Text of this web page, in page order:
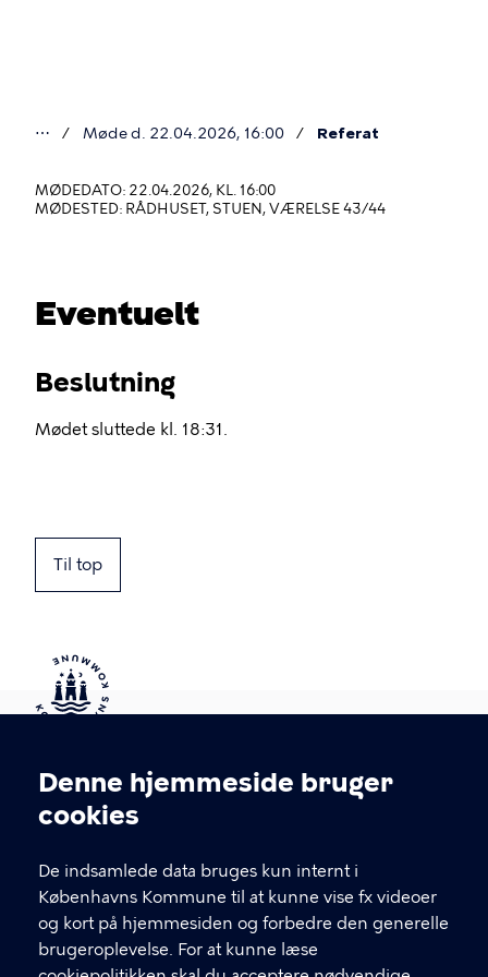
Cookieindstillinger
Denne hjemmeside bruger
cookies
De indsamlede data bruges kun internt i
Københavns Kommune til at kunne vise fx videoer
og kort på hjemmesiden og forbedre den generelle
brugeroplevelse. For at kunne læse
er
her
⋯ Møde d. 22.04.2026, 16:00 Referat
MØDEDATO: 22.04.2026, KL. 16:00
MØDESTED: RÅDHUSET, STUEN, VÆRELSE 43/44
Eventuelt
Beslutning
Mødet sluttede kl. 18:31.
Til top
Kontakt Københavns Kommune
T
fFind andre kontakter her
CVR-nummer64942212
GENVEJE